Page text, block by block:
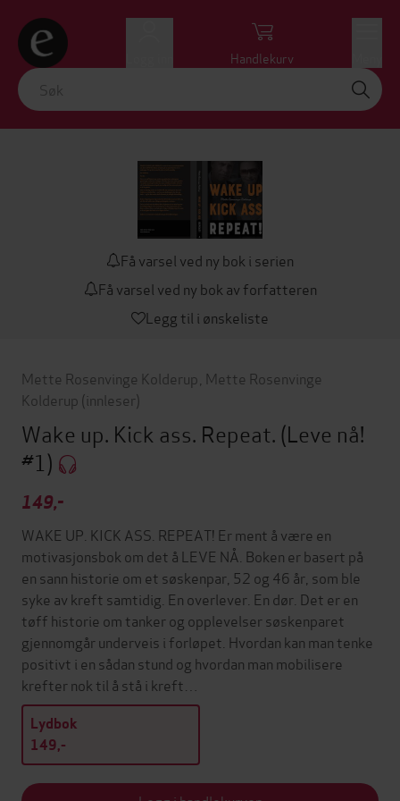
Handlekurv
Få varsel ved ny bok i serien
Få varsel ved ny bok av forfatteren
Legg til i ønskeliste
Mette Rosenvinge Kolderup Mette Rosenvinge
Kolderup (innleser)
Wake up. Kick ass. Repeat. (Leve nå!
#1)
149,-
WAKE UP. KICK ASS. REPEAT! Er ment å være en
motivasjonsbok om det å LEVE NÅ. Boken er basert på
en sann historie om et søskenpar, 52 og 46 år, som ble
syke av kreft samtidig. En overlever. En dør. Det er en
tøff historie om tanker og opplevelser søskenparet
gjennomgår underveis i forløpet. Hvordan kan man tenke
positivt i en sådan stund og hvordan man mobilisere
krefter nok til å stå i kreft…
Lydbok
149,-